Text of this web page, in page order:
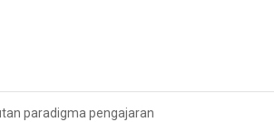
paradigma pengajaran